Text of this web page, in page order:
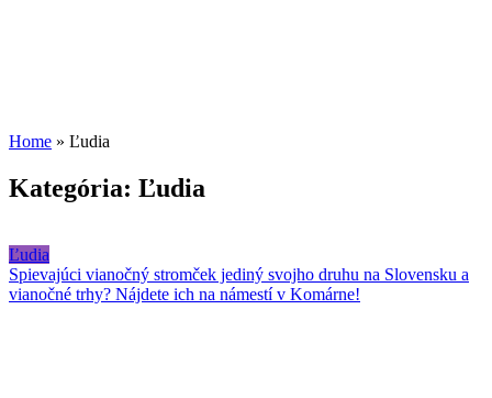
Home » Ľudia
Kategória: Ľudia
Ľudia
Spievajúci vianočný stromček jediný svojho druhu na Slovensku a
vianočné trhy? Nájdete ich na námestí v Komárne!